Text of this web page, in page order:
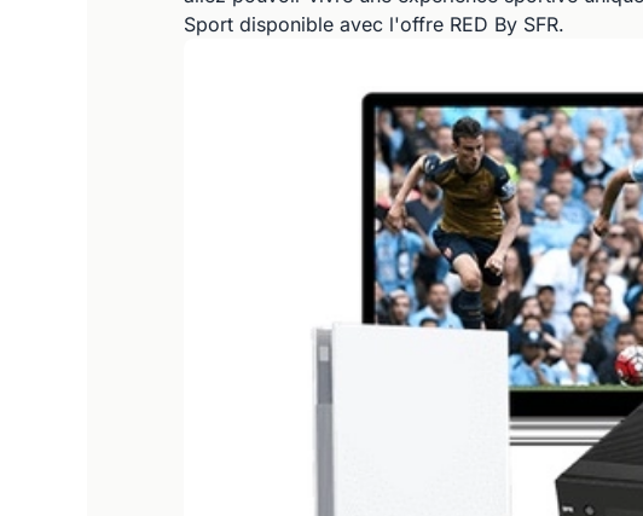
Sport disponible avec l'offre RED By SFR.